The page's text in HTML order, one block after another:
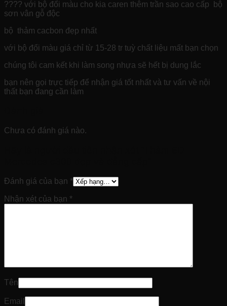
???? với bộ đổi màu cho kia caren thêm trần sao cao cấp bộ
sơn vân gỗ độc
bộ thảm cacbon đẹp nhất
với bộ đổi màu giá chỉ từ 15-28 tr tuỳ chất liệu mất bạn chọn
chúng tôi cam kết khi làm song nhựa sẽ hết bị dung lắc
bạn nên gọi trực tiếp để nhận giá tốt nhất và tư vấn về nội
thất bạn đang cần làm
Chưa có đánh giá nào.
Đánh giá của bạn *
Nhận xét của bạn *
Tên
Email